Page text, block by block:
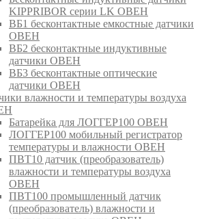
KIPPRIBOR серии LK ОВЕН
ВБ1 бесконтактные емкостные датчики
ОВЕН
ВБ2 бесконтактные индуктивные
датчики ОВЕН
ВБ3 бесконтактные оптические
датчики ОВЕН
влажности и температуры воздуха
Батарейка для ЛОГГЕР100 ОВЕН
ЛОГГЕР100 мобильный регистратор
температуры и влажности ОВЕН
ПВТ10 датчик (преобразователь)
влажности и температуры воздуха
ОВЕН
ПВТ100 промышленный датчик
(преобразователь) влажности и